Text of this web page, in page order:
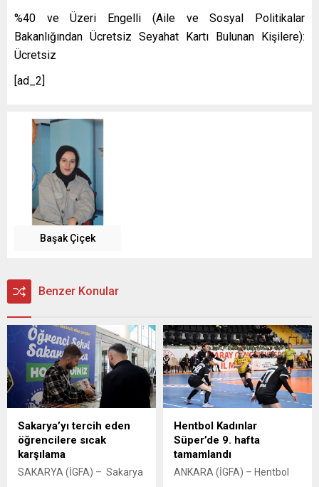
%40 ve Üzeri Engelli (Aile ve Sosyal Politikalar
Bakanlığından Ücretsiz Seyahat Kartı Bulunan Kişilere):
Ücretsiz
[ad_2]
Başak Çiçek
Benzer Konular
Sakarya’yı tercih eden
öğrencilere sıcak
karşılama
SAKARYA (İGFA) – Sakarya
Hentbol Kadınlar
Süper’de 9. hafta
tamamlandı
ANKARA (İGFA) – Hentbol